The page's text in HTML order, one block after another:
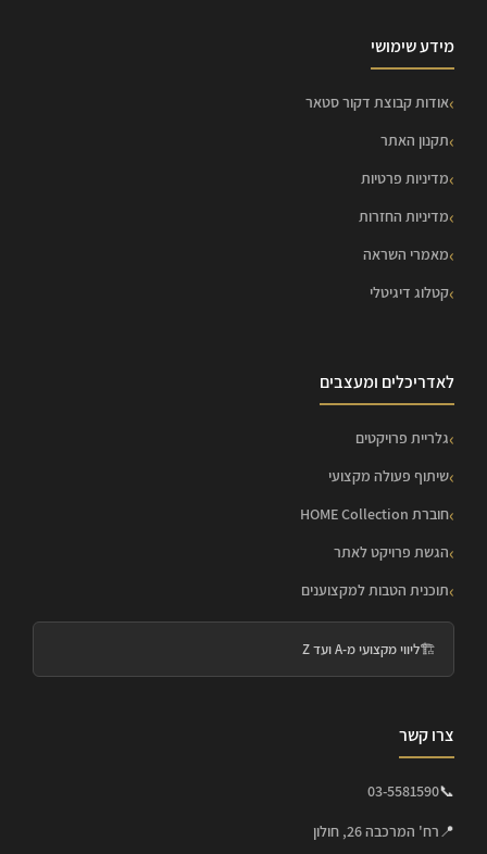
מידע שימושי
אודות קבוצת דקור סטאר
תקנון האתר
מדיניות פרטיות
מדיניות החזרות
מאמרי השראה
קטלוג דיגיטלי
לאדריכלים ומעצבים
גלריית פרויקטים
שיתוף פעולה מקצועי
חוברת HOME Collection
הגשת פרויקט לאתר
תוכנית הטבות למקצוענים
🏗️ליווי מקצועי מ-A ועד Z
צרו קשר
📞
03-5581590
📍 רח' המרכבה 26, חולון